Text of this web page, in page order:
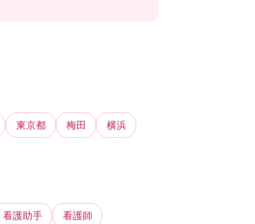
東京都 梅田 横浜
看護助手 看護師